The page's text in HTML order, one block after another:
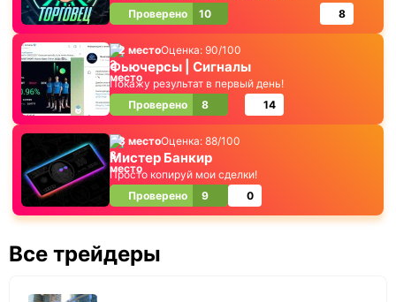
Проверено
10 8
2 местоОценка: 90/100
Фьючерсы | Сигналы
Покажу результат в первый день!
Проверено
8 14
3 местоОценка: 88/100
Мистер Банкир
Просто копируй мои сделки!
Проверено
9 0
Все трейдеры